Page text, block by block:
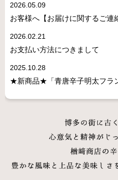
2026.05.09
お客様へ【お届けに関するご連
2026.02.21
お支払い方法につきまして
2025.10.28
★新商品★「青唐辛子明太フラ